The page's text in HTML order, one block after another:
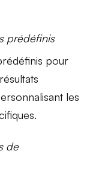
prédéfinis
pour
les
de